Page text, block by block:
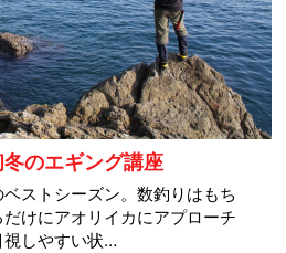
のエギング講座
ストシーズン。数釣りはもち
けにアオリイカにアプローチ
視しやすい状…